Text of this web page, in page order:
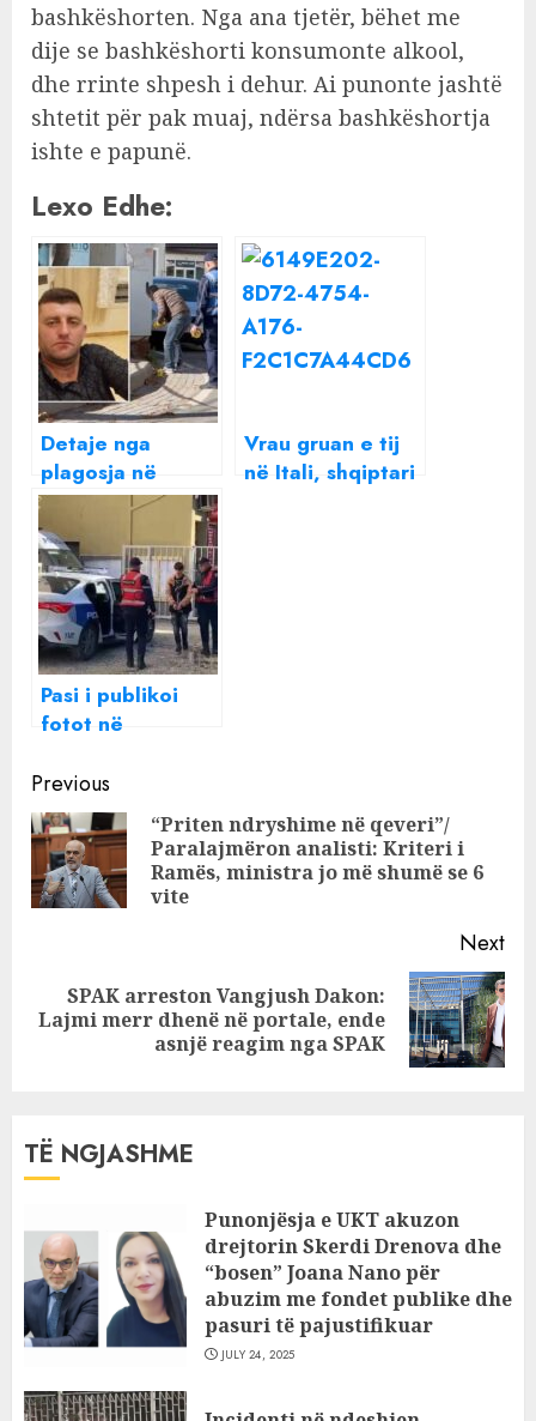
bashkëshorten. Nga ana tjetër, bëhet me
dije se bashkëshorti konsumonte alkool,
dhe rrinte shpesh i dehur. Ai punonte jashtë
shtetit për pak muaj, ndërsa bashkëshortja
ishte e papunë.
Lexo Edhe:
Detaje nga
plagosja në
Korçë, kush është
41-vjeçari që
qëlloi me thikë
ish të dashurën, i
arrestuar më
parë për
përndjekje
(FOTO)
Vrau gruan e tij
në Itali, shqiptari
Pasi i publikoi
fotot në
goditi me thikë 4
herë, detaje nga
sherri i
adoleshentëve
në Fier!
Continue
Reading
Previous
“Priten ndryshime në qeveri”/
Paralajmëron analisti: Kriteri i
Ramës, ministra jo më shumë se 6
vite
Next
Next
SPAK arreston Vangjush Dakon:
Lajmi merr dhenë në portale, ende
asnjë reagim nga SPAK
TË NGJASHME
Punonjësja e UKT akuzon
drejtorin Skerdi Drenova dhe
“bosen” Joana Nano për
abuzim me fondet publike dhe
pasuri të pajustifikuar
JULY 24, 2025